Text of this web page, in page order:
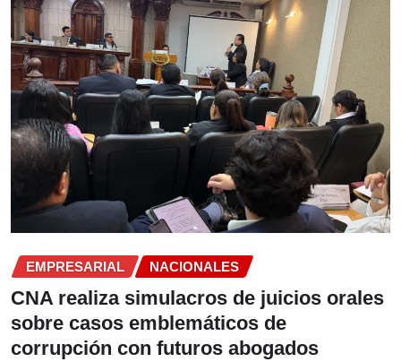
EMPRESARIAL NACIONALES
CNA realiza simulacros de juicios orales
sobre casos emblemáticos de
corrupción con futuros abogados